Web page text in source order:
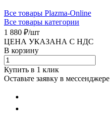
Все товары Plazma-Online
Все товары категории
1 880 ₽/шт
ЦЕНА УКАЗАНА С НДС
В корзину
Купить в 1 клик
Оставьте заявку в мессенджере